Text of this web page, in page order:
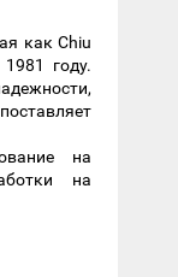
как Chiu
году.
на
на